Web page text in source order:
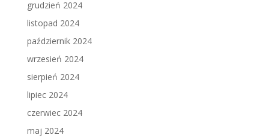
grudzień 2024
listopad 2024
październik 2024
wrzesień 2024
sierpień 2024
lipiec 2024
czerwiec 2024
maj 2024